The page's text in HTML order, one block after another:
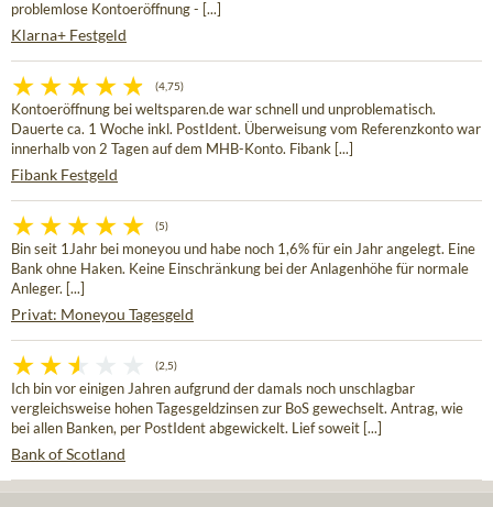
problemlose Kontoeröffnung - [...]
Klarna+ Festgeld
(4,75)
Kontoeröffnung bei weltsparen.de war schnell und unproblematisch.
Dauerte ca. 1 Woche inkl. PostIdent. Überweisung vom Referenzkonto war
innerhalb von 2 Tagen auf dem MHB-Konto. Fibank [...]
Fibank Festgeld
(5)
Bin seit 1Jahr bei moneyou und habe noch 1,6% für ein Jahr angelegt. Eine
Bank ohne Haken. Keine Einschränkung bei der Anlagenhöhe für normale
Anleger. [...]
Privat: Moneyou Tagesgeld
(2,5)
Ich bin vor einigen Jahren aufgrund der damals noch unschlagbar
vergleichsweise hohen Tagesgeldzinsen zur BoS gewechselt. Antrag, wie
bei allen Banken, per PostIdent abgewickelt. Lief soweit [...]
Bank of Scotland